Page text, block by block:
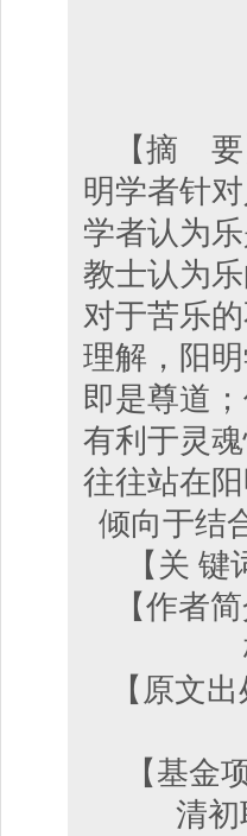
【摘
明学者针
学者认为
教士认为
对于苦乐
理解，阳
即是尊道
有利于灵
往往站在
倾向于结
【关
【作者
【原文
【基
清